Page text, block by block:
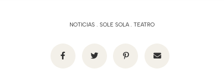
NOTICIAS . SOLE SOLA. TEATRO